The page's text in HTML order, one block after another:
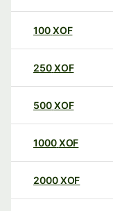
100XOF
250XOF
500XOF
1000XOF
2000XOF